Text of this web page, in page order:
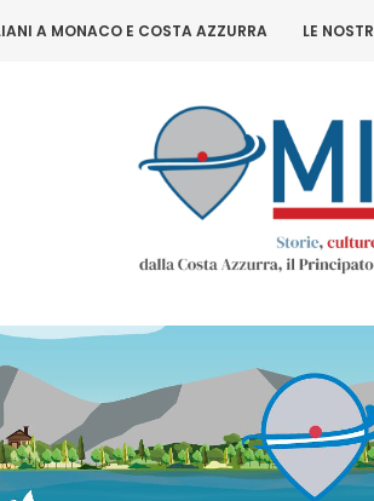
A MONACO E COSTA AZZURRA LE